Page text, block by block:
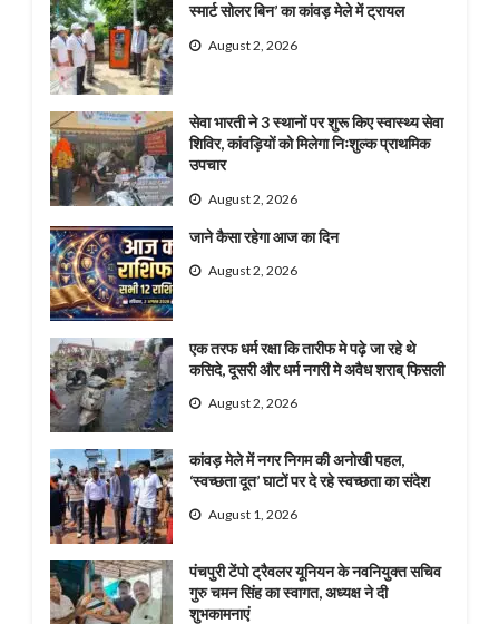
स्मार्ट सोलर बिन’ का कांवड़ मेले में ट्रायल
August 2, 2026
सेवा भारती ने 3 स्थानों पर शुरू किए स्वास्थ्य सेवा
शिविर, कांवड़ियों को मिलेगा निःशुल्क प्राथमिक
उपचार
August 2, 2026
जाने कैसा रहेगा आज का दिन
August 2, 2026
एक तरफ धर्म रक्षा कि तारीफ मे पढ़े जा रहे थे
कसिदे, दूसरी और धर्म नगरी मे अवैध शराब् फिसली
August 2, 2026
कांवड़ मेले में नगर निगम की अनोखी पहल,
‘स्वच्छता दूत’ घाटों पर दे रहे स्वच्छता का संदेश
August 1, 2026
पंचपुरी टेंपो ट्रैवलर यूनियन के नवनियुक्त सचिव
गुरु चमन सिंह का स्वागत, अध्यक्ष ने दी
शुभकामनाएं